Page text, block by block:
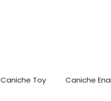
Caniche Toy Caniche